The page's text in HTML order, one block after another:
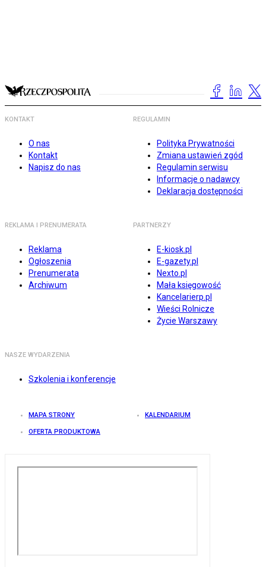
KONTAKT
O nas
Kontakt
Napisz do nas
REGULAMIN
Polityka Prywatności
Zmiana ustawień zgód
Regulamin serwisu
Informacje o nadawcy
Deklaracja dostępności
REKLAMA I PRENUMERATA
Reklama
Ogłoszenia
Prenumerata
Archiwum
PARTNERZY
E-kiosk.pl
E-gazety.pl
Nexto.pl
Mała księgowość
Kancelarierp.pl
Wieści Rolnicze
Życie Warszawy
NASZE WYDARZENIA
Szkolenia i konferencje
MAPA STRONY KALENDARIUM
OFERTA PRODUKTOWA